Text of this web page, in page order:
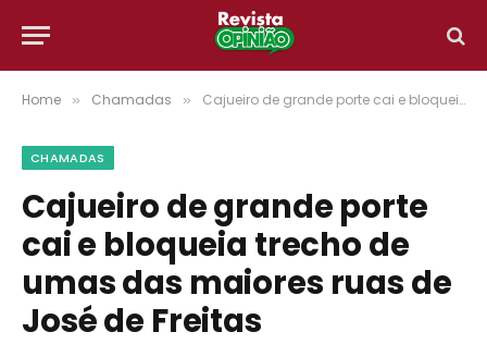
Home » Chamadas » Cajueiro de grande porte cai e bloqueia trecho de umas das maiores ruas de José de Freitas
CHAMADAS
Cajueiro de grande porte
cai e bloqueia trecho de
umas das maiores ruas de
José de Freitas